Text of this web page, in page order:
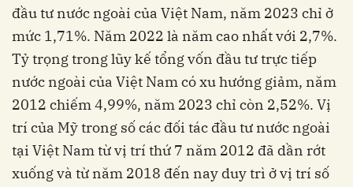
đầu tư nước ngoài của Việt Nam, năm 2023 chỉ ở
mức 1,71%. Năm 2022 là năm cao nhất với 2,7%.
Tỷ trọng trong lũy kế tổng vốn đầu tư trực tiếp
nước ngoài của Việt Nam có xu hướng giảm, năm
2012 chiếm 4,99%, năm 2023 chỉ còn 2,52%. Vị
trí của Mỹ trong số các đối tác đầu tư nước ngoài
tại Việt Nam từ vị trí thứ 7 năm 2012 đã dần rớt
xuống và từ năm 2018 đến nay duy trì ở vị trí số